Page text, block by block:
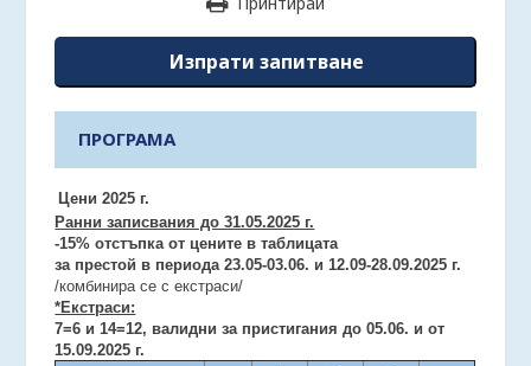
Изпрати запитване
ПРОГРАМА
Цени 2025 г.
Ранни записвания до 31.05.2025 г.
-15% отстъпка от цените в таблицата
за престой в периода 23.05-03.06. и 12.09-28.09.2025 г.
/комбинира се с екстраси/
*Екстраси:
7=6 и 14=12, валидни за пристигания до 05.06. и от
15.09.2025 г.